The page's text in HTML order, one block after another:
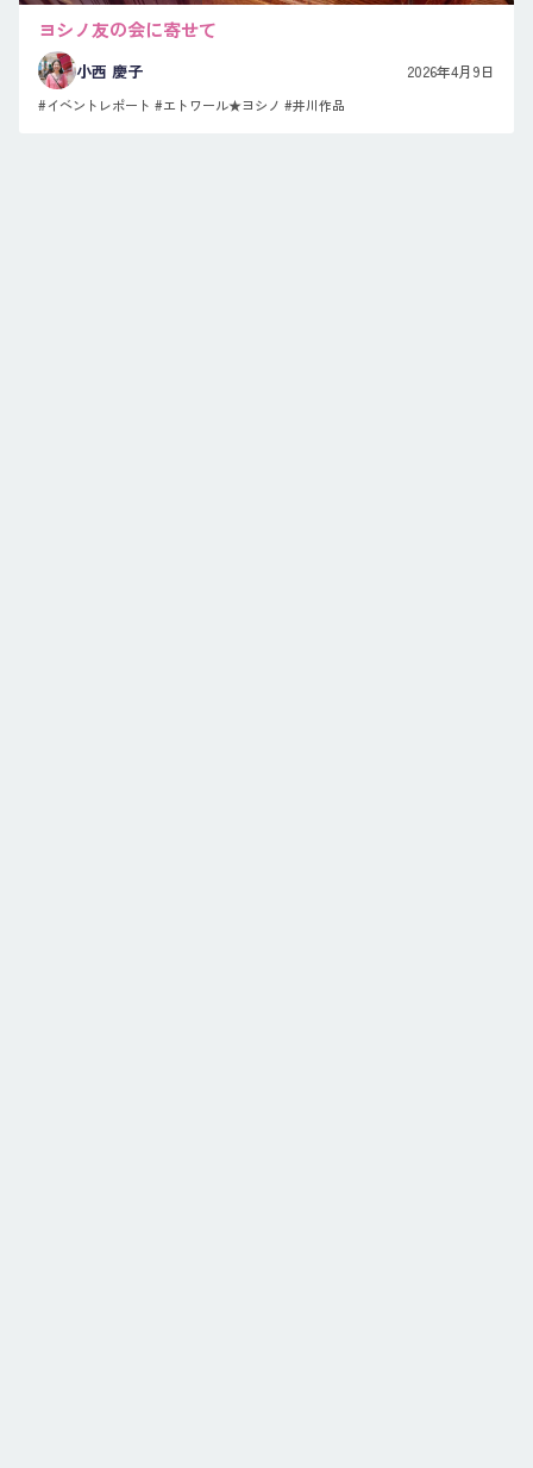
ヨシノ友の会に寄せて
小西 慶子 2026年4月9日
#イベントレポート #エトワール★ヨシノ #井川作品